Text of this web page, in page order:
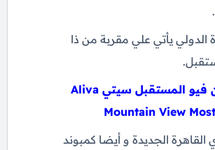
الدولي يأتي علي مقربة من ذا
اليفا ماونتن فيو المستقبل سيتي Aliva
Mountain View
القاهرة الجديدة و أيضا كمبوند